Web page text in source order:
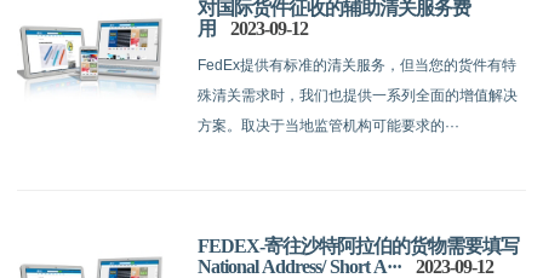
对国际货件征收的辅助清关服务费
用
2023-09-12
FedEx提供有标准的清关服务，但当您的货件有特
殊清关需求时，我们也提供一系列全面的增值解决
方案。取决于当地监管机构可能要求的···
FEDEX-寄往沙特阿拉伯的货物需要填写
National Address/ Short A··· 2023-09-12